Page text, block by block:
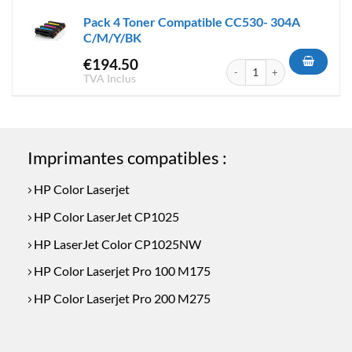
€329.50.
€299.90.
Pack 4 Toner Compatible CC530- 304A
C/M/Y/BK
€194.50
TVA Inclus
quantité de Pack 4 Toner
Imprimantes compatibles :
HP Color Laserjet
HP Color LaserJet CP1025
HP LaserJet Color CP1025NW
HP Color Laserjet Pro 100 M175
HP Color Laserjet Pro 200 M275